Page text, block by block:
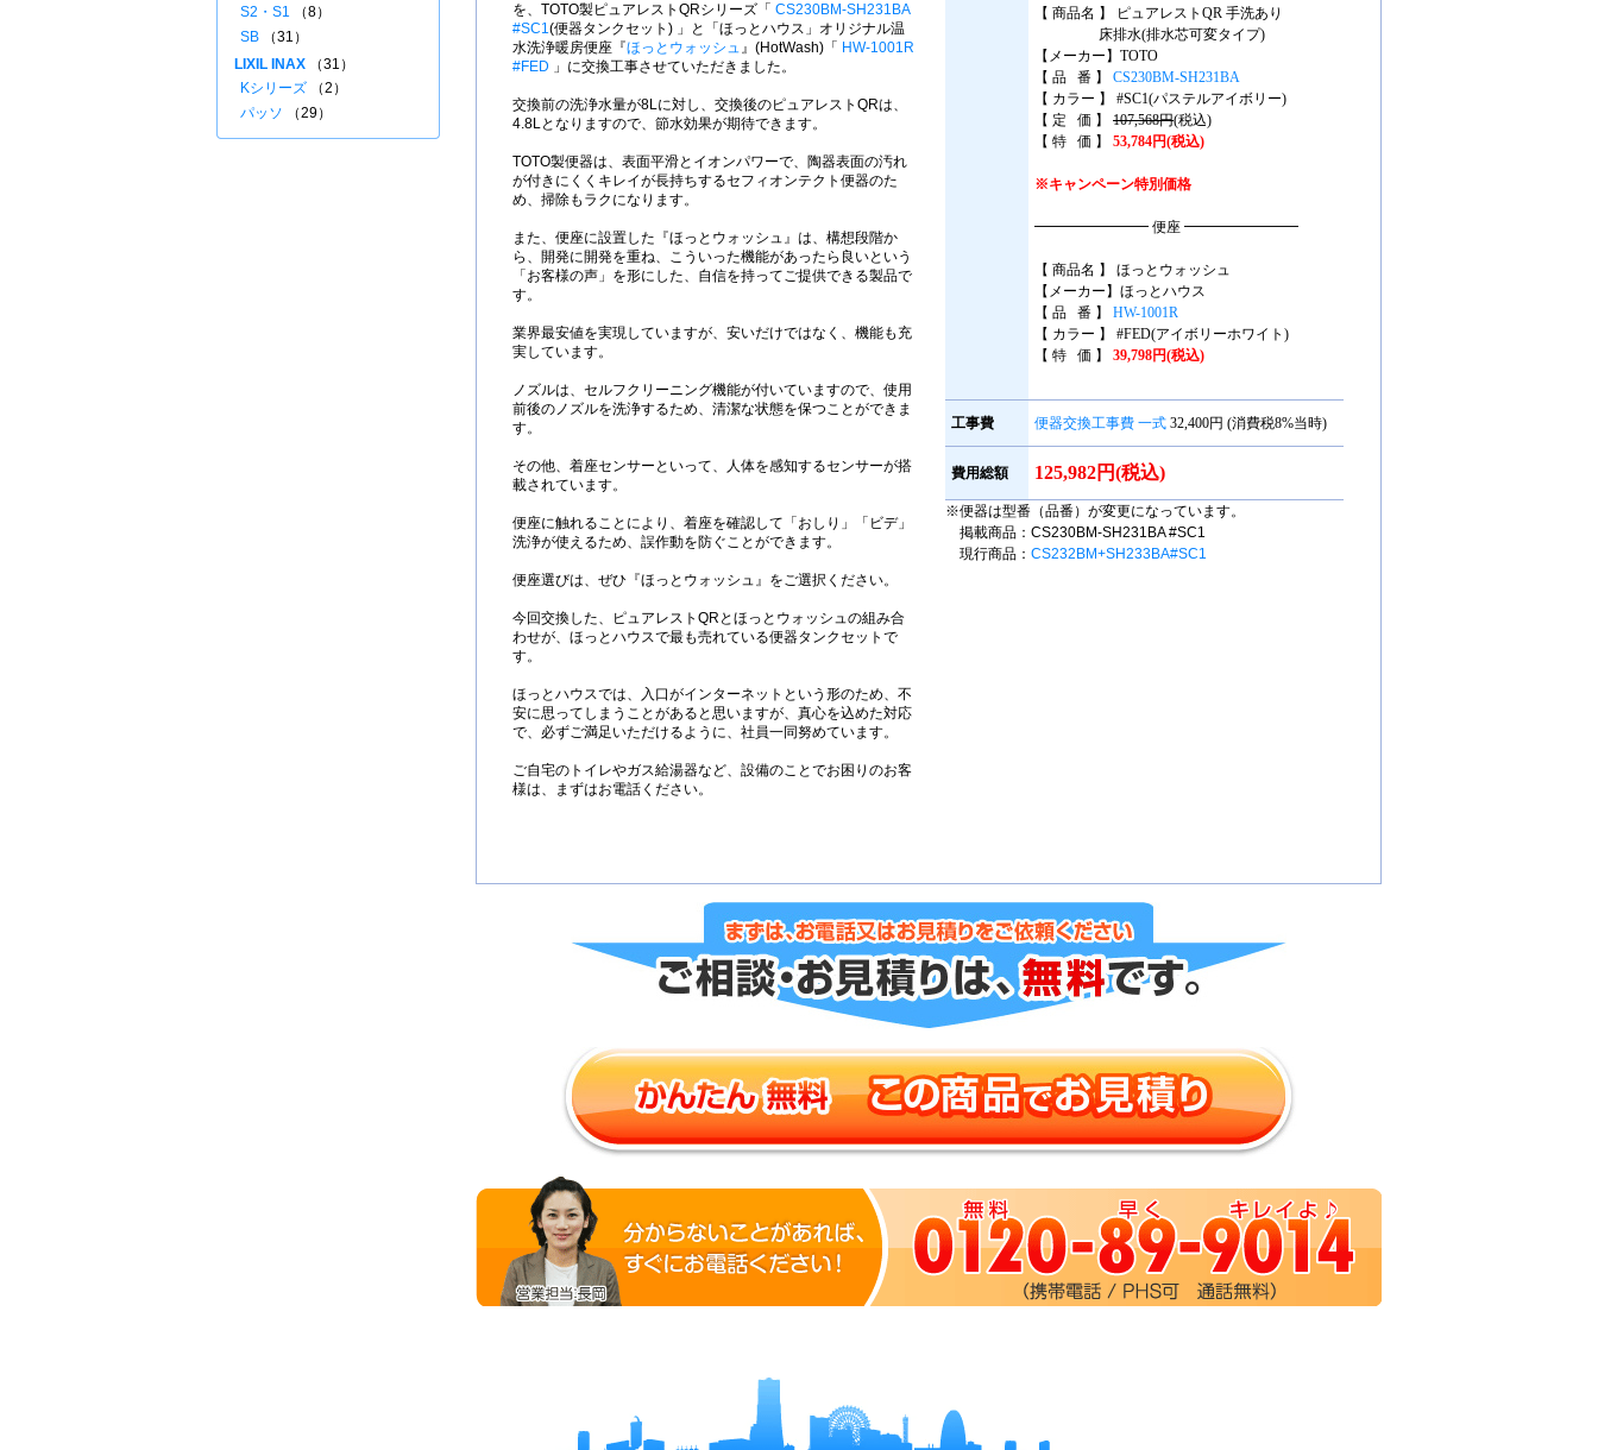
を、TOTO製ピュアレストQRシリーズ「 CS230BM-SH231BA
#SC1(便器タンクセット) 」と「ほっとハウス」オリジナル温
水洗浄暖房便座『ほっとウォッシュ』(HotWash)「
HW-1001R
#FED 」に交換工事させていただきました。
交換前の洗浄水量が8Lに対し、交換後のピュアレストQRは、
4.8Lとなりますので、節水効果が期待できます。
TOTO製便器は、表面平滑とイオンパワーで、陶器表面の汚れ
が付きにくくキレイが長持ちするセフィオンテクト便器のた
め、掃除もラクになります。
また、便座に設置した『ほっとウォッシュ』は、構想段階か
ら、開発に開発を重ね、こういった機能があったら良いという
「お客様の声」を形にした、自信を持ってご提供できる製品で
す。
業界最安値を実現していますが、安いだけではなく、機能も充
実しています。
ノズルは、セルフクリーニング機能が付いていますので、使用
前後のノズルを洗浄するため、清潔な状態を保つことができま
す。
その他、着座センサーといって、人体を感知するセンサーが搭
載されています。
便座に触れることにより、着座を確認して「おしり」「ビデ」
洗浄が使えるため、誤作動を防ぐことができます。
便座選びは、ぜひ『ほっとウォッシュ』をご選択ください。
今回交換した、ピュアレストQRとほっとウォッシュの組み合
わせが、ほっとハウスで最も売れている便器タンクセットで
す。
ほっとハウスでは、入口がインターネットという形のため、不
安に思ってしまうことがあると思いますが、真心を込めた対応
で、必ずご満足いただけるように、社員一同努めています。
ご自宅のトイレやガス給湯器など、設備のことでお困りのお客
様は、まずはお電話ください。
【 商品名 】 ピュアレストQR 手洗あり
床排水(排水芯可変タイプ)
【メーカー】TOTO
【 品 番 】 CS230BM-SH231BA
【 カラー 】 #SC1(パステルアイボリー)
【 定 価 】 107,568円(税込)
【 特 価 】 53,784円(税込)
※キャンペーン特別価格
━━━━━━━━ 便座 ━━━━━━━━
【 商品名 】 ほっとウォッシュ
【メーカー】ほっとハウス
【 品 番 】 HW-1001R
【 カラー 】 #FED(アイボリーホワイト)
【 特 価 】 39,798円(税込)
工事費 便器交換工事費 一式 32,400円 (消費税8%当時)
費用総額 125,982円(税込)
※便器は型番（品番）が変更になっています。
掲載商品：CS230BM-SH231BA #SC1
現行商品： CS232BM+SH233BA#SC1
S2・S1 （8）
SB （31）
LIXIL INAX （31）
Kシリーズ （2）
パッソ （29）